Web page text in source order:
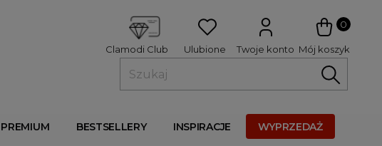
0
Mój koszyk
Twoje konto
Ulubione
Clamodi Club
PREMIUM BESTSELLERY INSPIRACJE WYPRZEDAŻ